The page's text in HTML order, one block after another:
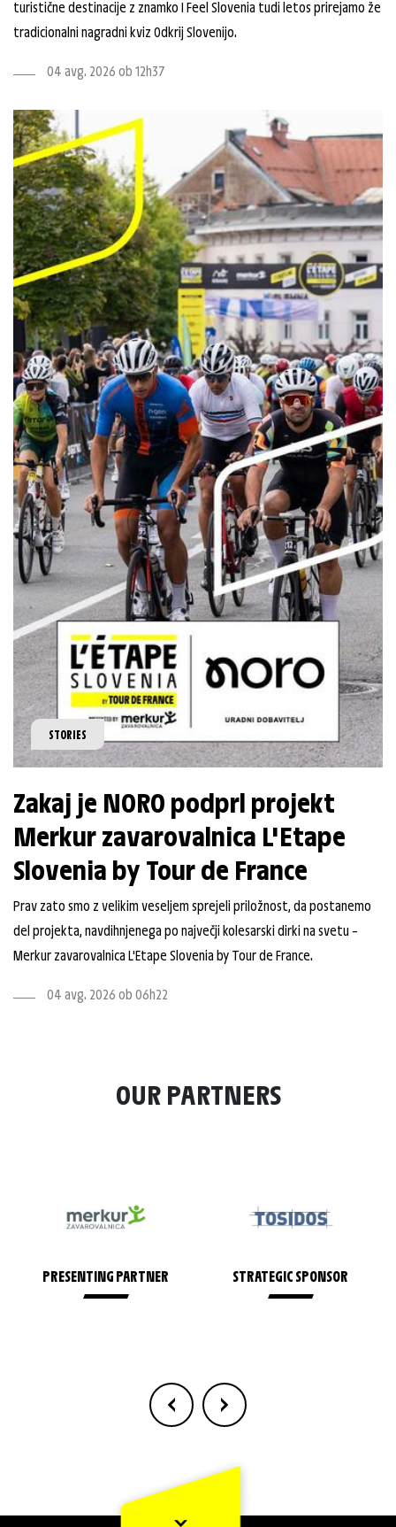
turistične destinacije z znamko I Feel Slovenia tudi letos prirejamo že
tradicionalni nagradni kviz Odkrij Slovenijo.
04 avg. 2026 ob 12h37
STORIES
Zakaj je NORO podprl projekt
Merkur zavarovalnica L'Etape
Slovenia by Tour de France
Prav zato smo z velikim veseljem sprejeli priložnost, da postanemo
del projekta, navdihnjenega po največji kolesarski dirki na svetu –
Merkur zavarovalnica L'Etape Slovenia by Tour de France.
04 avg. 2026 ob 06h22
OUR PARTNERS
PRESENTING PARTNER STRATEGIC SPONSOR